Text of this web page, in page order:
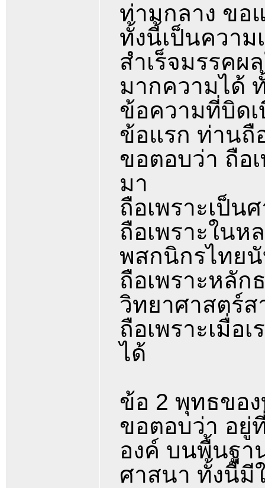
ท่ามกลาง ขอ
ทั้งนี้เป็นความ
สำเร็จมรรคผ
มากความได้
ข้อความที่บิด
ข้อแรก ท่านถื
ขอตอบว่า ถือ
มา
ถือเพราะเป็น
ถือเพราะในห
พสกนิกรไทย
ถือเพราะหลัก
วิทยาศาสตร์
ถือเพราะเมื่อ
ได้
ข้อ 2 พุทธขอ
ขอตอบว่า อยู่
องค์ บนพื้นฐา
ศาสนา ทั้งนี้มี